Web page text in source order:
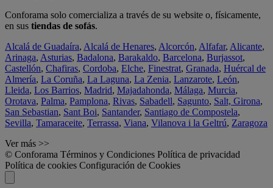
Conforama solo comercializa a través de su website o, físicamente,
en sus tiendas de sofás.
Alcalá de Guadaíra, Alcalá de Henares, Alcorcón, Alfafar, Alicante,
Arinaga, Asturias, Badalona, Barakaldo, Barcelona, Burjassot,
Castellón, Chafiras, Cordoba, Elche, Finestrat, Granada, Huércal de
Almería, La Coruña, La Laguna, La Zenia, Lanzarote, León,
Lleida, Los Barrios, Madrid, Majadahonda, Málaga, Murcia,
Orotava, Palma, Pamplona, Rivas, Sabadell, Sagunto, Salt, Girona,
San Sebastian, Sant Boi, Santander, Santiago de Compostela,
Sevilla, Tamaraceite, Terrassa, Viana, Vilanova i la Geltrú, Zaragoza
Ver más >>
© Conforama Términos y Condiciones Política de privacidad
Política de cookies Configuración de Cookies